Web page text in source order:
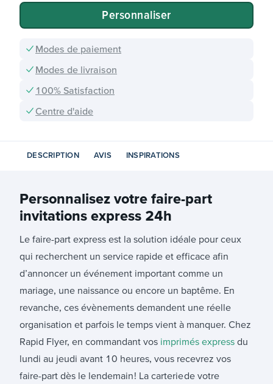
DESCRIPTION AVIS INSPIRATIONS
Personnaliser
Modes de paiement
Modes de livraison
100% Satisfaction
Centre d'aide
Personnalisez votre faire-part
invitations express 24h
Le faire-part express est la solution idéale pour ceux
qui recherchent un service rapide et efficace afin
d’annoncer un événement important comme un
mariage, une naissance ou encore un baptême. En
revanche, ces évènements demandent une réelle
organisation et parfois le temps vient à manquer. Chez
Rapid Flyer, en commandant vos imprimés express du
lundi au jeudi avant 10 heures, vous recevrez vos
faire-part dès le lendemain ! La carterie de votre